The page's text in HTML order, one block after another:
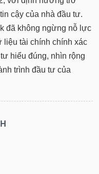
cậy của nhà đầu tư.
đã không ngừng nỗ lực
liệu tài chính chính xác
hiểu đúng, nhìn rộng
trình đầu tư của